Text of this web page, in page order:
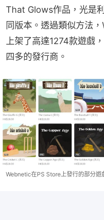
That Glows作品，光是
同版本。透過類似方法
上架了高達1274款遊戲
四多的發行商。
Webnetic在PS Store上發行的部分遊